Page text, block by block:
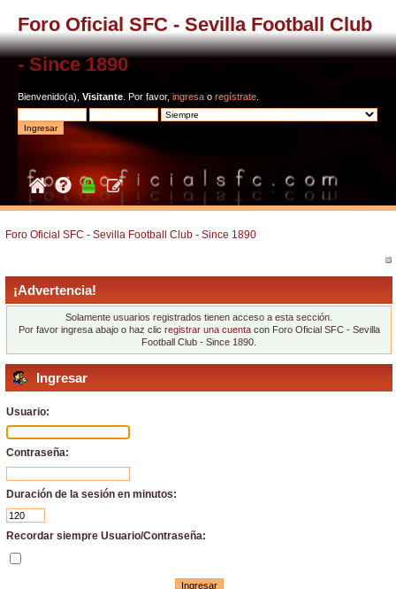
Foro Oficial SFC - Sevilla Football Club
- Since 1890
Bienvenido(a), Visitante . Por favor, ingresa o regístrate
Foro Oficial SFC - Sevilla Football Club - Since 1890
¡Advertencia!
Solamente usuarios registrados tienen acceso a esta sección.
Por favor ingresa abajo o haz clic registrar una cuentacon Foro Oficial SFC - Sevilla
Football Club - Since 1890.
Ingresar
Usuario:
Contraseña:
Duración de la sesión en minutos:
Recordar siempre Usuario/Contraseña: